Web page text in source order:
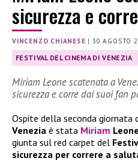
sicurezza e
VINCENZO CHIANESE |30 AGOSTO
FESTIVAL DEL CINEMA DI VENEZIA
Miriam Leone scatenata a
sicurezza e corre dai suoi fan
Ospite della seconda giornata
Venezia è stata Miriam Leone
giunta sul red carpet del
sicurezza per correre a